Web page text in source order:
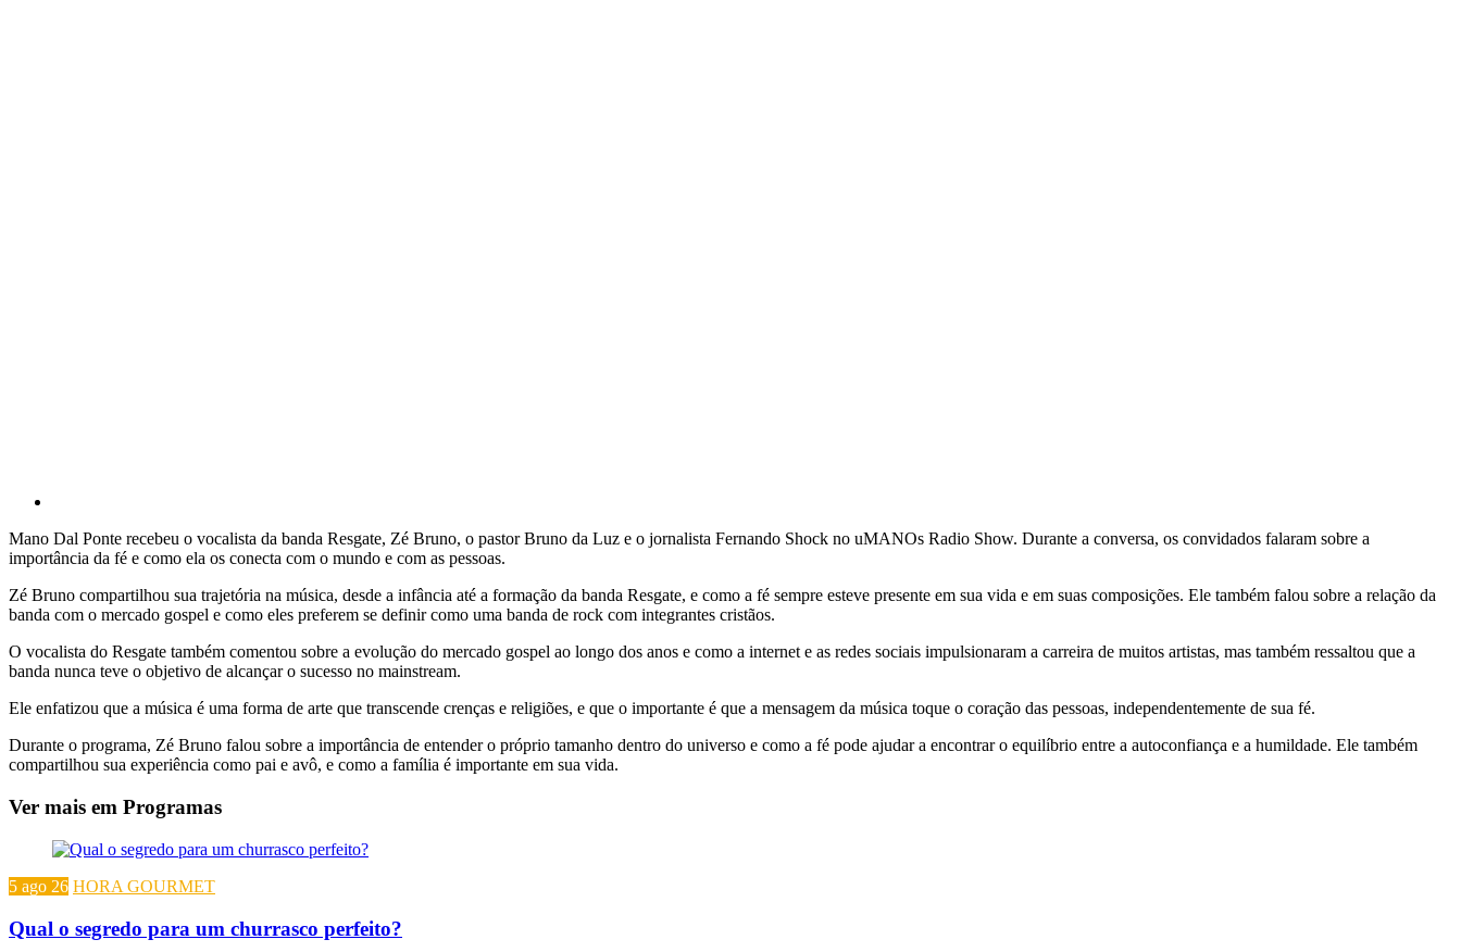
Mano Dal Ponte recebeu o vocalista da banda Resgate, Zé Bruno, o pastor Bruno da Luz e o jornalista Fernando Shock no uMANOs Radio Show. Durante a conversa, os convidados falaram sobre a
importância da fé e como ela os conecta com o mundo e com as pessoas.
Zé Bruno compartilhou sua trajetória na música, desde a infância até a formação da banda Resgate, e como a fé sempre esteve presente em sua vida e em suas composições. Ele também falou sobre a relação da
banda com o mercado gospel e como eles preferem se definir como uma banda de rock com integrantes cristãos.
O vocalista do Resgate também comentou sobre a evolução do mercado gospel ao longo dos anos e como a internet e as redes sociais impulsionaram a carreira de muitos artistas, mas também ressaltou que a
banda nunca teve o objetivo de alcançar o sucesso no mainstream.
Ele enfatizou que a música é uma forma de arte que transcende crenças e religiões, e que o importante é que a mensagem da música toque o coração das pessoas, independentemente de sua fé.
Durante o programa, Zé Bruno falou sobre a importância de entender o próprio tamanho dentro do universo e como a fé pode ajudar a encontrar o equilíbrio entre a autoconfiança e a humildade. Ele também
compartilhou sua experiência como pai e avô, e como a família é importante em sua vida.
Ver mais em Programas
5 ago 26 HORA GOURMET
Qual o segredo para um churrasco perfeito?